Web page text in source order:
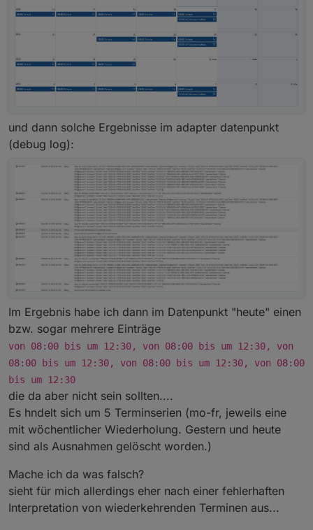
['Restabfall','Bioabfall',
setState(id_alexaKueche +
            }
        })
    });
und dann solche Ergebnisse im adapter datenpunkt
(debug log):
Im Ergebnis habe ich dann im Datenpunkt "heute" einen
bzw. sogar mehrere Einträge
von 08:00 bis um 12:30, von 08:00 bis um 12:30, von
08:00 bis um 12:30, von 08:00 bis um 12:30, von 08:00
bis um 12:30
die da aber nicht sein sollten....
Es hndelt sich um 5 Terminserien (mo-fr, jeweils eine
mit wöchentlicher Wiederholung. Gestern und heute
sind als Ausnahmen gelöscht worden.)
Mache ich da was falsch?
sieht für mich allerdings eher nach einer fehlerhaften
Interpretation von wiederkehrenden Terminen aus...